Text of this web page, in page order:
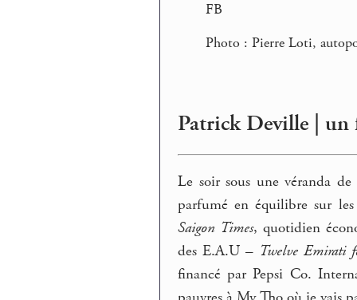
FB
Photo : Pierre Loti,
Patrick Deville |
Le soir sous une véranda
parfumé en équilibre sur les
Saigon Times, quotidien
des E.A.U – Twelve Emirati
financé par Pepsi Co.